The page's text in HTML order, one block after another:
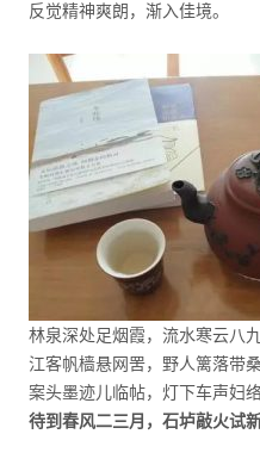
反觉精神爽朗，渐入佳境。
林泉深处足烟霞，流水寒云八九
江客帆樯悬网罟，野人篱落带桑
案头墨迹儿临帖，灯下车声妇络
待到春风二三月，石垆敲火试新